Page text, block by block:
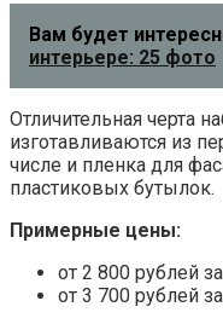
Вам будет
интерьере: 25 фото
Отличительная черта
изготавливаются из
числе и пленка для
пластиковых бутылок.
Примерные цены:
от 2 800 рублей
от 3 700 рублей